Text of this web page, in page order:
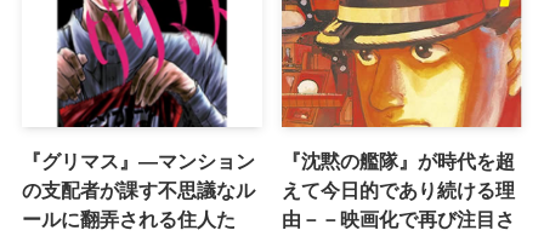
『グリマス』―マンション
の支配者が課す不思議なル
ールに翻弄される住人た
『沈黙の艦隊』が時代を超
えて今日的であり続ける理
由－－映画化で再び注目さ